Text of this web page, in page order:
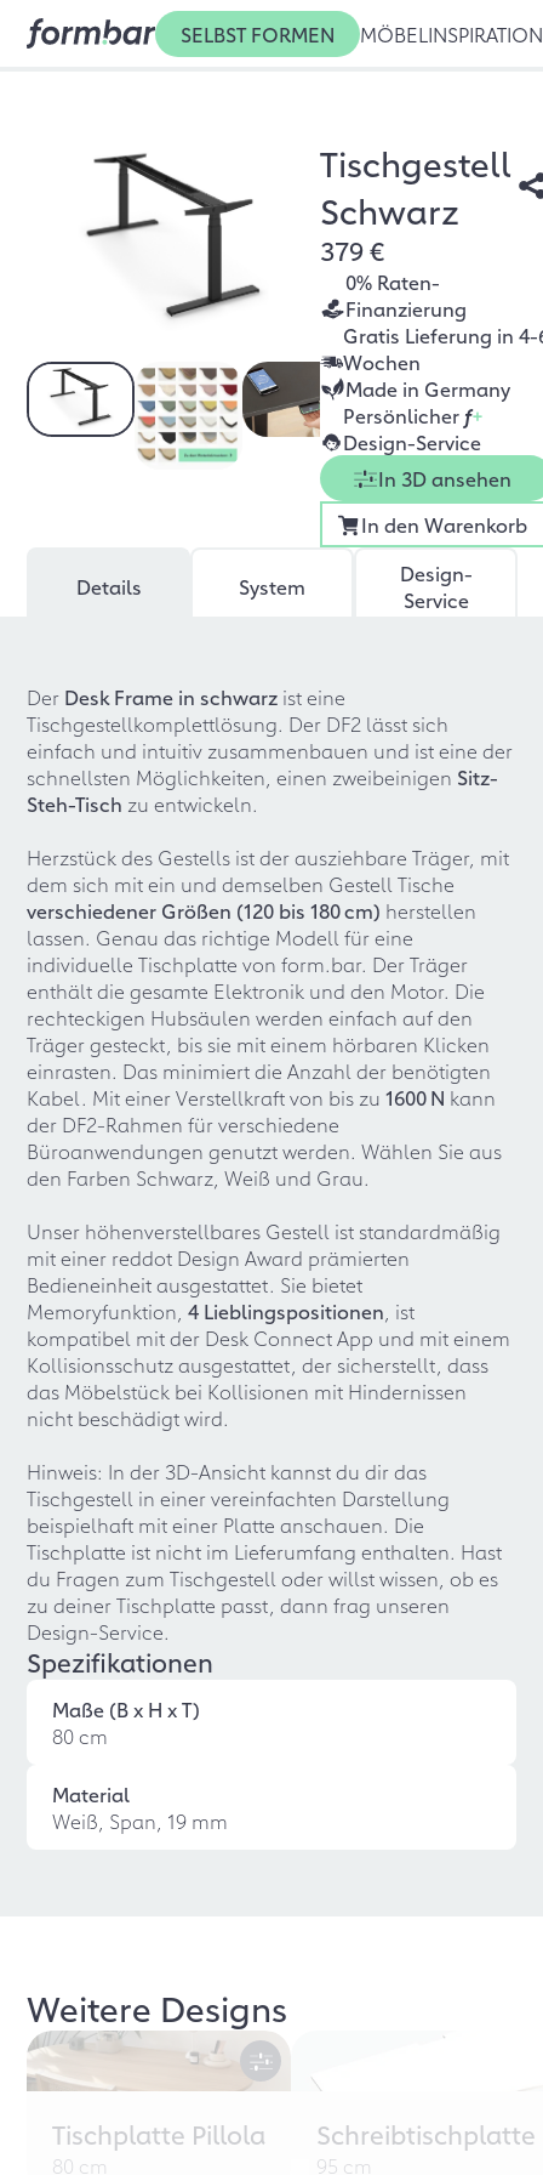
SELBST FORMEN MÖBEL INSPIRATION
Tischgestell
Schwarz
379 €
0% Raten-
Finanzierung
Gratis Lieferung in 4-
Wochen
Made in Germany
Persönlicher f+
Design-Service
In 3D ansehen
In den Warenkorb
Details System
Design-
Service
Der Desk Frame in schwarz ist eine
Tischgestellkomplettlösung. Der DF2 lässt sich
einfach und intuitiv zusammenbauen und ist eine der
schnellsten Möglichkeiten, einen zweibeinigen Sitz-
Steh-Tisch zu entwickeln.
Herzstück des Gestells ist der ausziehbare Träger, mit
dem sich mit ein und demselben Gestell Tische
verschiedener Größen (120 bis 180 cm) herstellen
lassen. Genau das richtige Modell für eine
individuelle Tischplatte von form.bar. Der Träger
enthält die gesamte Elektronik und den Motor. Die
rechteckigen Hubsäulen werden einfach auf den
Träger gesteckt, bis sie mit einem hörbaren Klicken
einrasten. Das minimiert die Anzahl der benötigten
Kabel. Mit einer Verstellkraft von bis zu1600 N kann
der DF2-Rahmen für verschiedene
Büroanwendungen genutzt werden. Wählen Sie aus
den Farben Schwarz, Weiß und Grau.
Unser höhenverstellbares Gestell ist standardmäßig
mit einer reddot Design Award prämierten
Bedieneinheit ausgestattet. Sie bietet
Memoryfunktion,4 Lieblingspositionen , ist
kompatibel mit der Desk Connect App und mit einem
Kollisionsschutz ausgestattet, der sicherstellt, dass
das Möbelstück bei Kollisionen mit Hindernissen
nicht beschädigt wird.
Hinweis: In der 3D-Ansicht kannst du dir das
Tischgestell in einer vereinfachten Darstellung
beispielhaft mit einer Platte anschauen. Die
Tischplatte ist nicht im Lieferumfang enthalten. Hast
du Fragen zum Tischgestell oder willst wissen, ob es
zu deiner Tischplatte passt, dann frag unseren
Design-Service.
Spezifikationen
Maße (B x H x T)
80 cm
Material
Weiß, Span, 19 mm
Weitere Designs
Tischplatte Pillola
80 cm
Schreibtischplatte
95 cm